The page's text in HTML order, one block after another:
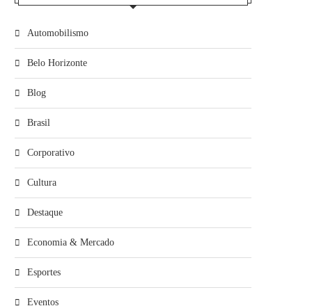
Automobilismo
Belo Horizonte
Blog
Brasil
Corporativo
Cultura
Destaque
Economia & Mercado
Esportes
Eventos